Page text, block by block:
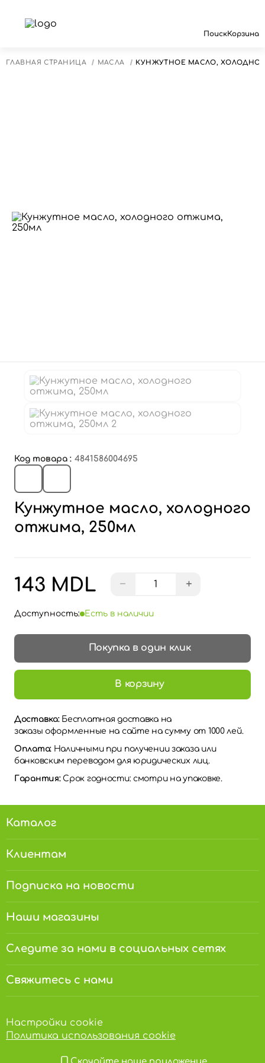
ПоискКорзина
ГЛАВНАЯ СТРАНИЦА МАСЛА КУНЖУТНОЕ МАСЛО,
Код товара : 4841586004695
Кунжутное масло, холодного
отжима, 250мл
143 MDL − +
Доступность: Есть в наличии
Покупка в один клик
В корзину
Доставка: Бесплатная доставка на
заказы оформленные на сайте на сумму от 1000 лей.
Оплата: Наличными при получении заказа или
банковским переводом для юридических лиц.
Гарантия:Срок годности: смотри на упаковке.
Каталог
Клиентам
Подписка на новости
Наши магазины
Следите за нами в социальных сетях
Свяжитесь с нами
Настройки cookie
Политика использования cookie